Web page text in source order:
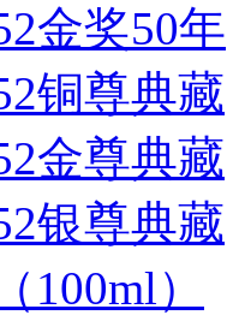
金奖50年
铜尊典藏
金尊典藏
银尊典藏
100ml）